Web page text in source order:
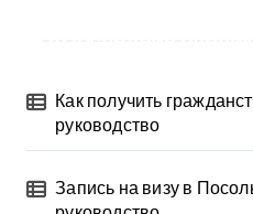
Как получить
руководство
Запись на визу в